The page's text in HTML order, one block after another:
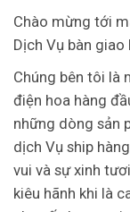
Chào mừng tới
Dịch Vụ bàn
Chúng bên tôi là
điện hoa hàng
những dòng sản
dịch Vụ ship
vui và sự xinh
kiêu hãnh khi là